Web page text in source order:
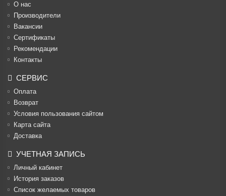
О нас
Производители
Вакансии
Cертификаты
Рекомендации
Контакты
СЕРВИС
Оплата
Возврат
Условия пользования сайтом
Карта сайта
Доставка
УЧЕТНАЯ ЗАПИСЬ
Личный кабинет
История заказов
Список желаемых товаров